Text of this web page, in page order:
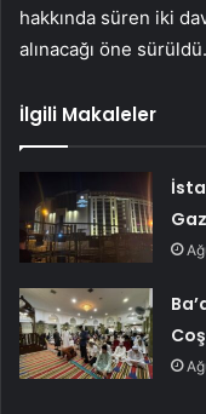
hakkında süren iki
alınacağı öne sürüldü.
İlgili Makaleler